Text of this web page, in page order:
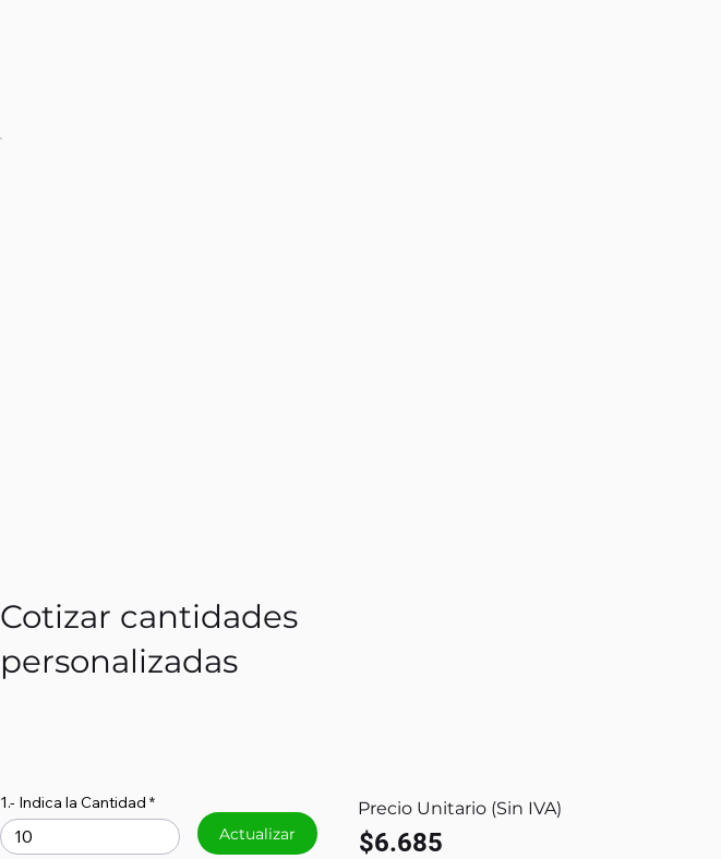
Cotizar cantidades
personalizadas
1.- Indica la Cantidad
Actualizar
Precio Unitario (Sin IVA)
$6.685